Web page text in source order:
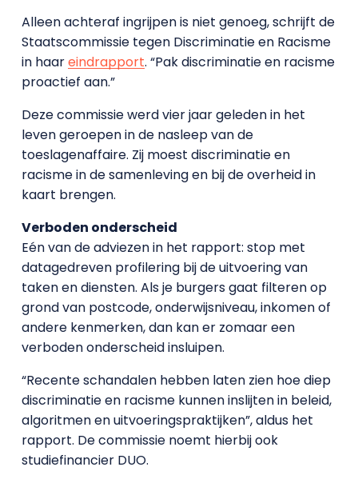
Alleen achteraf ingrijpen is niet genoeg, schrijft de
Staatscommissie tegen Discriminatie en Racisme
in haareindrapport. “Pak discriminatie en racisme
proactief aan.”
Deze commissie werd vier jaar geleden in het
leven geroepen in de nasleep van de
toeslagenaffaire. Zij moest discriminatie en
racisme in de samenleving en bij de overheid in
kaart brengen.
Verboden onderscheid
Eén van de adviezen in het rapport: stop met
datagedreven profilering bij de uitvoering van
taken en diensten. Als je burgers gaat filteren op
grond van postcode, onderwijsniveau, inkomen of
andere kenmerken, dan kan er zomaar een
verboden onderscheid insluipen.
“Recente schandalen hebben laten zien hoe diep
discriminatie en racisme kunnen inslijten in beleid,
algoritmen en uitvoeringspraktijken”, aldus het
rapport. De commissie noemt hierbij ook
studiefinancier DUO.